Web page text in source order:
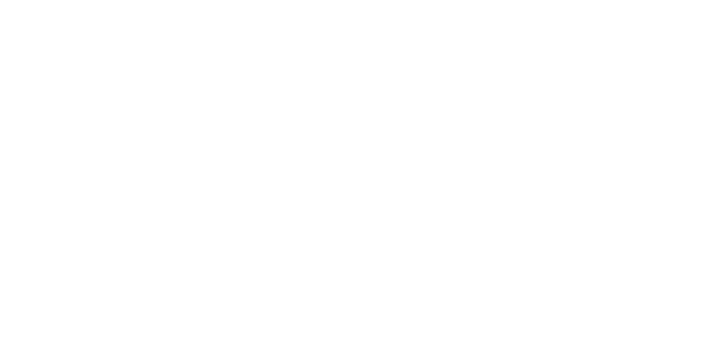
choque ante el Bayer Leverkusen
de Iker Luque
podemos tirar para delante y trabajamos con ilusión
de Juanlu
del Granada CF
de 420 millones por el club
el ataque nervionense
de un inválido Consejo
antes del cierre